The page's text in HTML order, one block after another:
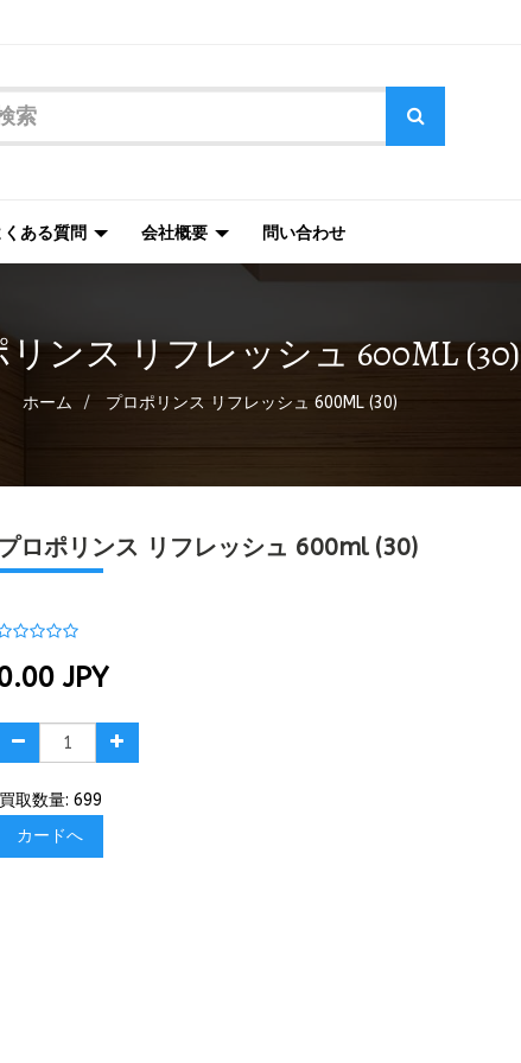
くある質問 会社概要 問い合わせ
ンス リフレッシュ 600ML (30)
ホーム プロポリンス リフレッシュ 600ML (30)
ロポリンス リフレッシュ 600ml (30)
JPY
買取数量: 699
カードへ